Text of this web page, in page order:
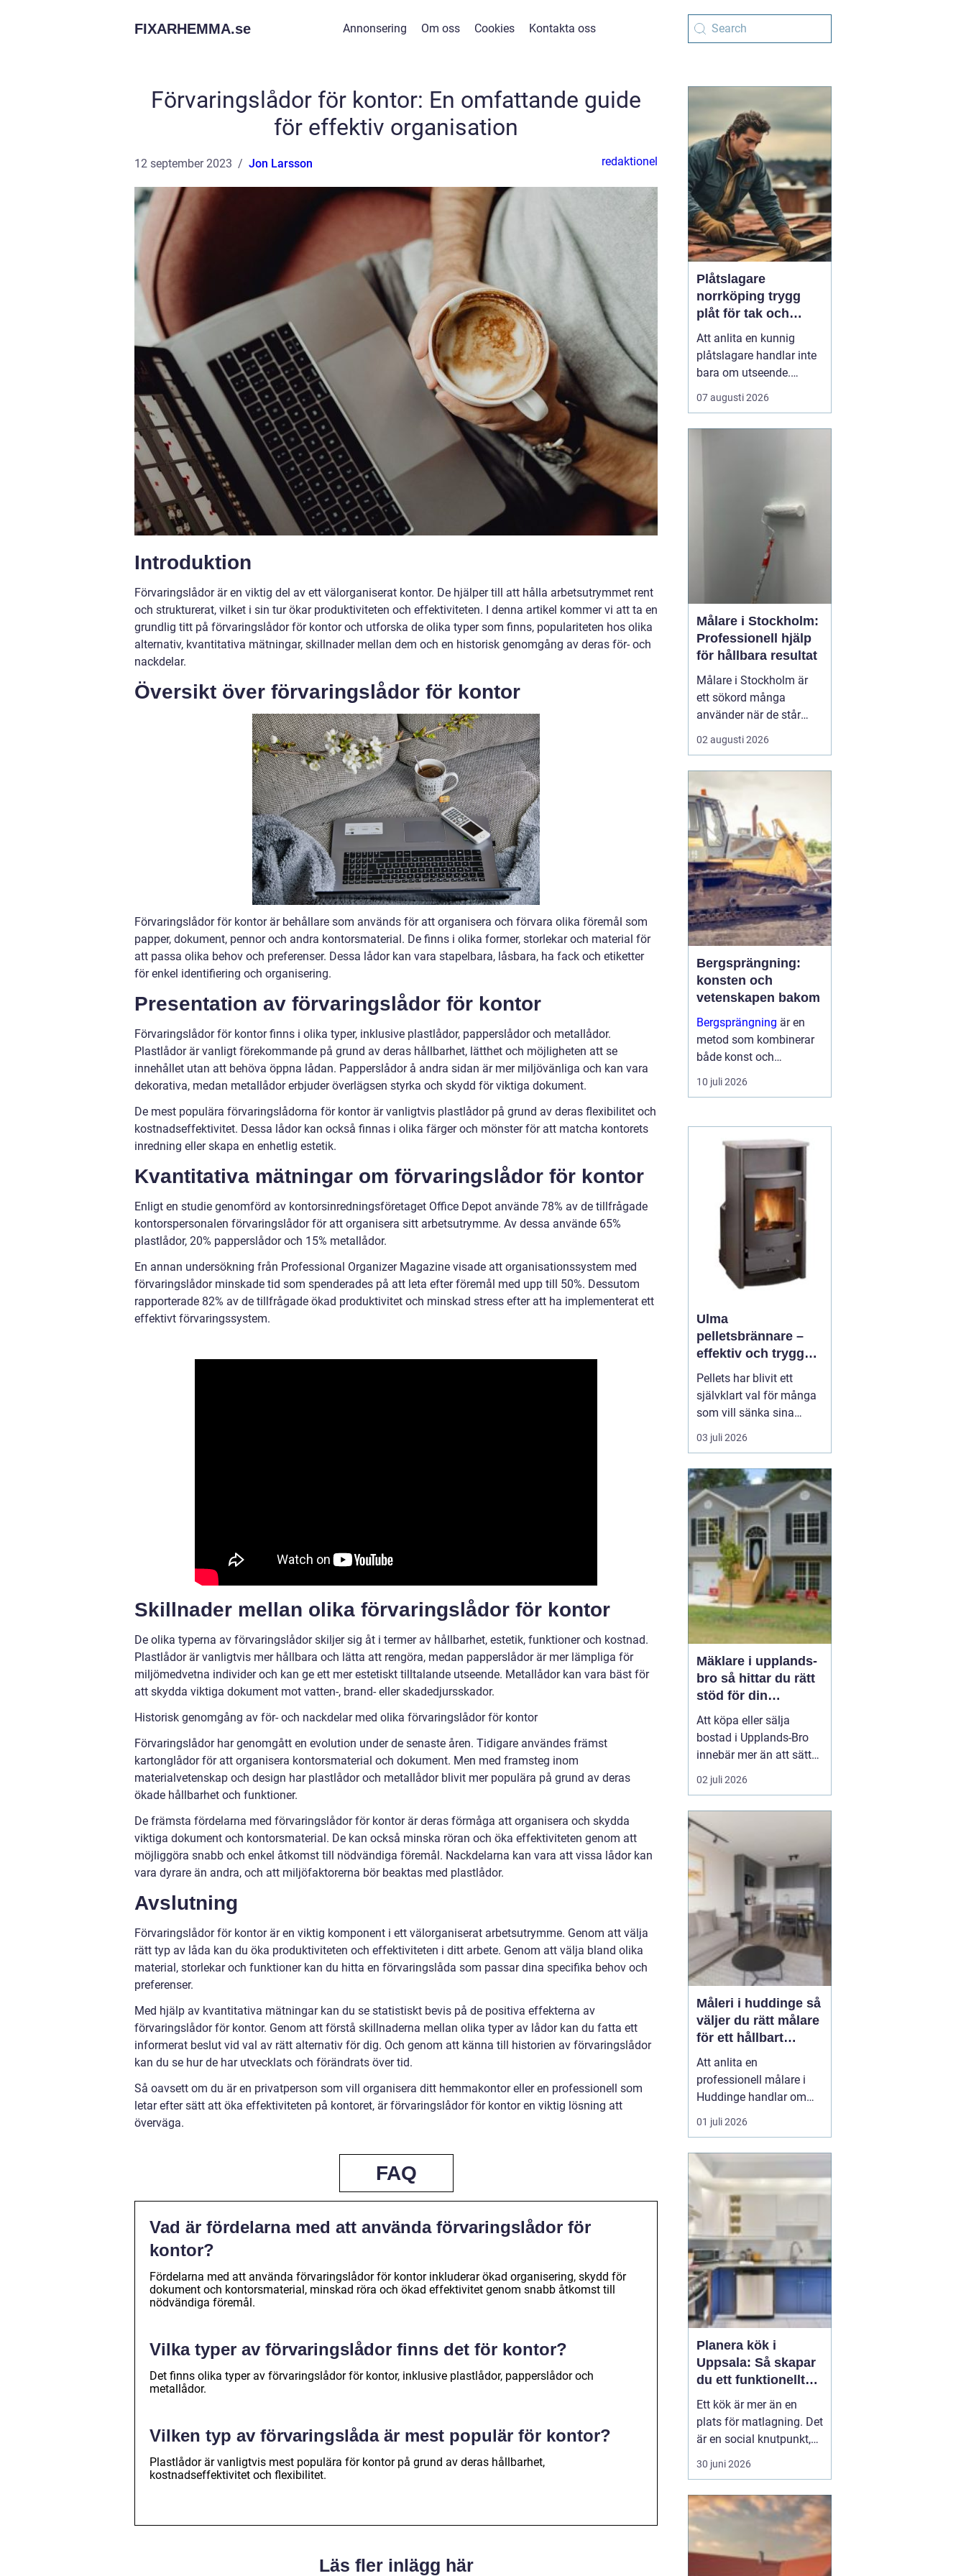
FIXARHEMMA.se Annonsering Om oss Cookies Kontakta oss
Förvaringslådor för kontor: En omfattande guide
för effektiv organisation
12 september 2023 Jon Larsson redaktionel
Introduktion
Förvaringslådor är en viktig del av ett välorganiserat kontor. De hjälper till att hålla arbetsutrymmet rent
och strukturerat, vilket i sin tur ökar produktiviteten och effektiviteten. I denna artikel kommer vi att ta en
grundlig titt på förvaringslådor för kontor och utforska de olika typer som finns, populariteten hos olika
alternativ, kvantitativa mätningar, skillnader mellan dem och en historisk genomgång av deras för- och
nackdelar.
Översikt över förvaringslådor för kontor
Förvaringslådor för kontor är behållare som används för att organisera och förvara olika föremål som
papper, dokument, pennor och andra kontorsmaterial. De finns i olika former, storlekar och material för
att passa olika behov och preferenser. Dessa lådor kan vara stapelbara, låsbara, ha fack och etiketter
för enkel identifiering och organisering.
Presentation av förvaringslådor för kontor
Förvaringslådor för kontor finns i olika typer, inklusive plastlådor, papperslådor och metallådor.
Plastlådor är vanligt förekommande på grund av deras hållbarhet, lätthet och möjligheten att se
innehållet utan att behöva öppna lådan. Papperslådor å andra sidan är mer miljövänliga och kan vara
dekorativa, medan metallådor erbjuder överlägsen styrka och skydd för viktiga dokument.
De mest populära förvaringslådorna för kontor är vanligtvis plastlådor på grund av deras flexibilitet och
kostnadseffektivitet. Dessa lådor kan också finnas i olika färger och mönster för att matcha kontorets
inredning eller skapa en enhetlig estetik.
Kvantitativa mätningar om förvaringslådor för kontor
Enligt en studie genomförd av kontorsinredningsföretaget Office Depot använde 78% av de tillfrågade
kontorspersonalen förvaringslådor för att organisera sitt arbetsutrymme. Av dessa använde 65%
plastlådor, 20% papperslådor och 15% metallådor.
En annan undersökning från Professional Organizer Magazine visade att organisationssystem med
förvaringslådor minskade tid som spenderades på att leta efter föremål med upp till 50%. Dessutom
rapporterade 82% av de tillfrågade ökad produktivitet och minskad stress efter att ha implementerat ett
effektivt förvaringssystem.
Skillnader mellan olika förvaringslådor för kontor
De olika typerna av förvaringslådor skiljer sig åt i termer av hållbarhet, estetik, funktioner och kostnad.
Plastlådor är vanligtvis mer hållbara och lätta att rengöra, medan papperslådor är mer lämpliga för
miljömedvetna individer och kan ge ett mer estetiskt tilltalande utseende. Metallådor kan vara bäst för
att skydda viktiga dokument mot vatten-, brand- eller skadedjursskador.
Historisk genomgång av för- och nackdelar med olika förvaringslådor för kontor
Förvaringslådor har genomgått en evolution under de senaste åren. Tidigare användes främst
kartonglådor för att organisera kontorsmaterial och dokument. Men med framsteg inom
materialvetenskap och design har plastlådor och metallådor blivit mer populära på grund av deras
ökade hållbarhet och funktioner.
De främsta fördelarna med förvaringslådor för kontor är deras förmåga att organisera och skydda
viktiga dokument och kontorsmaterial. De kan också minska röran och öka effektiviteten genom att
möjliggöra snabb och enkel åtkomst till nödvändiga föremål. Nackdelarna kan vara att vissa lådor kan
vara dyrare än andra, och att miljöfaktorerna bör beaktas med plastlådor.
Avslutning
Förvaringslådor för kontor är en viktig komponent i ett välorganiserat arbetsutrymme. Genom att välja
rätt typ av låda kan du öka produktiviteten och effektiviteten i ditt arbete. Genom att välja bland olika
material, storlekar och funktioner kan du hitta en förvaringslåda som passar dina specifika behov och
preferenser.
Med hjälp av kvantitativa mätningar kan du se statistiskt bevis på de positiva effekterna av
förvaringslådor för kontor. Genom att förstå skillnaderna mellan olika typer av lådor kan du fatta ett
informerat beslut vid val av rätt alternativ för dig. Och genom att känna till historien av förvaringslådor
kan du se hur de har utvecklats och förändrats över tid.
Så oavsett om du är en privatperson som vill organisera ditt hemmakontor eller en professionell som
letar efter sätt att öka effektiviteten på kontoret, är förvaringslådor för kontor en viktig lösning att
överväga.
FAQ
Vad är fördelarna med att använda förvaringslådor för
kontor?
Fördelarna med att använda förvaringslådor för kontor inkluderar ökad organisering, skydd för
dokument och kontorsmaterial, minskad röra och ökad effektivitet genom snabb åtkomst till
nödvändiga föremål.
Vilka typer av förvaringslådor finns det för kontor?
Det finns olika typer av förvaringslådor för kontor, inklusive plastlådor, papperslådor och
metallådor.
Vilken typ av förvaringslåda är mest populär för kontor?
Plastlådor är vanligtvis mest populära för kontor på grund av deras hållbarhet,
kostnadseffektivitet och flexibilitet.
Läs fler inlägg här
Plåtslagare
norrköping trygg
plåt för tak och
fasad
Att anlita en kunnig
plåtslagare handlar inte
bara om utseende.
Plåtarbeten påverkar hur
väl huset står emot regn,
fasad och känsl...
07 augusti 2026
Målare i Stockholm:
Professionell hjälp
för hållbara resultat
Målare i Stockholm är
ett sökord många
använder när de står
inför ett större eller
mindre måleriprojekt i
och vill hitta en trygg
fackman. När en bostad,
lokal el...
02 augusti 2026
Bergsprängning:
konsten och
vetenskapen bakom
Bergsprängning är en
metod som kombinerar
både konst och
vetenskap för att bryta
ner och avlägsna
stadsmiljöerna och
landskapen kring
10 juli 2026
Ulma
pelletsbrännare –
effektiv och trygg
uppvärmning med
pellets
Pellets har blivit ett
självklart val för många
som vill sänka sina
uppvärmningskostnader
och samtidigt minska
modern pelletsbrännare
ger hög verkningsgrad,
jämn värme och rel...
03 juli 2026
Mäklare i upplands-
bro så hittar du rätt
stöd för din
bostadsaffär
Att köpa eller sälja
bostad i Upplands-Bro
innebär mer än att sätta
upp en annons och
vänta in bud. Marknaden
dynamik, särskilt med
närheten till Mälaren,
pendeltåg mot
Stockholm och en
blandning av villor,
radhus, bostadsrätter
oc...
02 juli 2026
Måleri i huddinge så
väljer du rätt målare
för ett hållbart
resultat
Att anlita en
professionell målare i
Huddinge handlar om
mycket mer än att få nya
färger på väggarna. Det
kvalitet och ett resultat
som håller i många år.
Med rätt målerifirma kan
du höja värdet på din
bostad, skapa ett
trivsamt ...
01 juli 2026
Planera kök i
Uppsala: Så skapar
du ett funktionellt
och hållbart kök
Ett kök är mer än en
plats för matlagning. Det
är en social knutpunkt,
en arbetsplats och ofta
hemmets mest använda
ser över sitt kök i
Uppsala handlar det
därför säl...
30 juni 2026